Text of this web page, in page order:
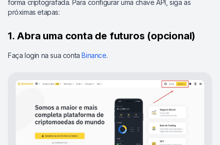
forma criptografada. Para configurar uma chave API, siga as
próximas etapas:
1. Abra uma conta de futuros (opcional)
Faça login na sua contaBinance.